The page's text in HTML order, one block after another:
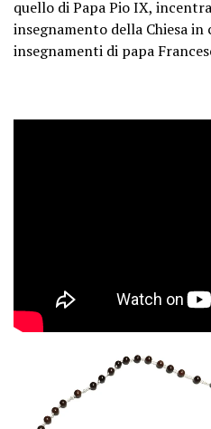
quello di Papa Pio IX,
insegnamento della Chiesa
insegnamenti di papa